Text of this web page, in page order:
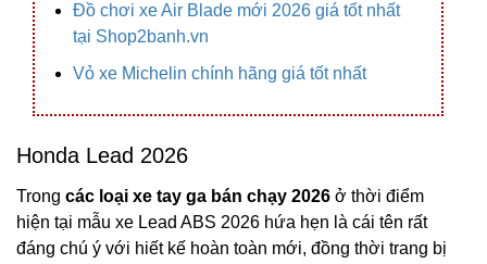
Đồ chơi xe Air Blade mới 2026 giá tốt nhất
tại Shop2banh.vn
Vỏ xe Michelin chính hãng giá tốt nhất
Honda Lead 2026
Trong các loại xe tay ga bán chạy 2026 ở thời điểm
hiện tại mẫu xe Lead ABS 2026 hứa hẹn là cái tên rất
đáng chú ý với hiết kế hoàn toàn mới, đồng thời trang bị